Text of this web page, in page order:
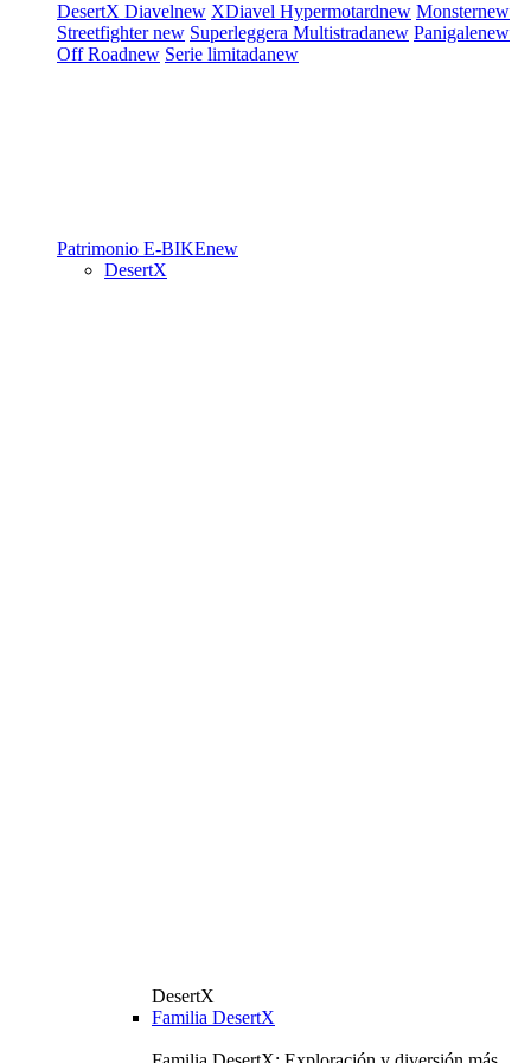
DesertX Diavelnew XDiavel Hypermotardnew Monsternew
Streetfighternew Superleggera Multistradanew Panigalenew
Off Roadnew Serie limitadanew
Patrimonio E-BIKEnew
DesertX
DesertX
Familia DesertX